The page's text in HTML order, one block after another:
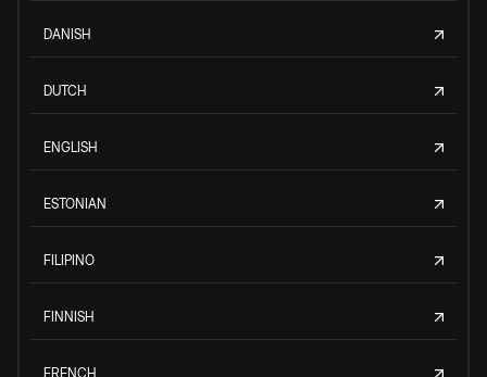
DANISH
DUTCH
ENGLISH
ESTONIAN
FILIPINO
FINNISH
FRENCH